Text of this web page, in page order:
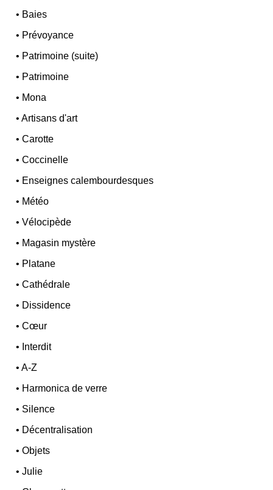
• Baies
• Prévoyance
• Patrimoine (suite)
• Patrimoine
• Mona
•Artisans d'art
•Carotte
•Coccinelle
• Enseignes calembourdesques
• Météo
•Vélocipède
• Magasin mystère
• Platane
•Cathédrale
• Dissidence
•Cœur
• Interdit
•A-Z
• Harmonica de verre
• Silence
• Décentralisation
•Objets
•Julie